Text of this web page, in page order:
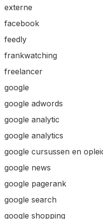
externe
facebook
feedly
frankwatching
freelancer
google
google adwords
google analytic
google analytics
google cursussen en
google news
google pagerank
google search
google shopping